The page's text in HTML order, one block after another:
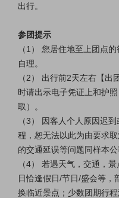
出行。
参团提示
（1） 您居住地至上团点
自理。
（2） 出行前2天左右【
时请出示电子凭证上和护
取）。
（3） 因客人个人原因迟
程，恕无法以此为由要求
的交通延误等问题同样本公
（4） 若遇天气，交通，
日恰逢假日/节日/盛会等，
换临近景点；少数团期行